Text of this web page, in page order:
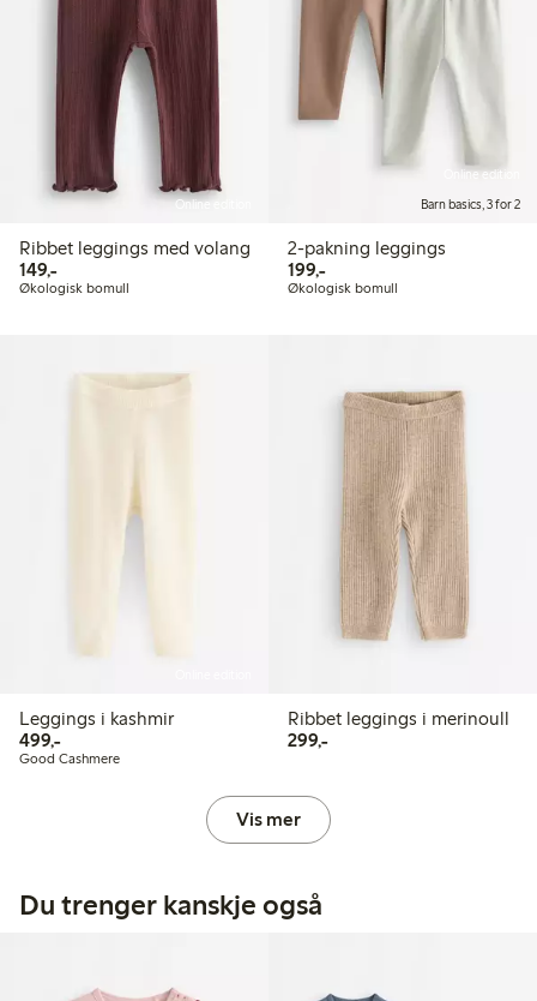
Online edition
Ribbet leggings med volang
149,-149,00 kr
Økologisk bomull
Online edition
Barn basics, 3 for 2
2-pakning leggings
199,-199,00 kr
Økologisk bomull
Leggings i kashmir
499,-499,00 kr
Good Cashmere
Ribbet leggings i merinoull
299,-299,00 kr
Vis mer
Du trenger kanskje også